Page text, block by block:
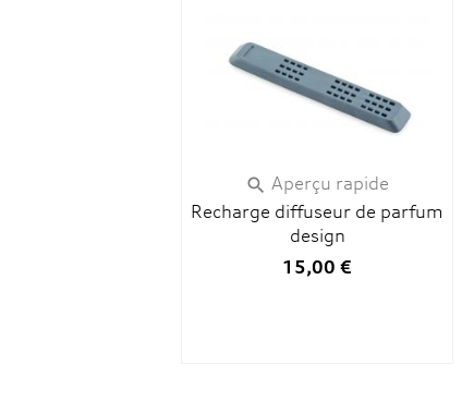
 Aperçu rapide
Recharge diffuseur de parfum
design
15,00 €